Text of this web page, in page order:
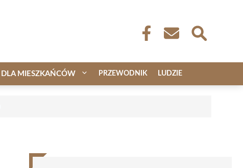
DLA MIESZKAŃCÓW PRZEWODNIK LUDZIE